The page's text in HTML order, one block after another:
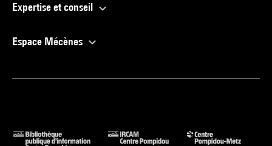
Expertise et conseil
Espace Mécènes